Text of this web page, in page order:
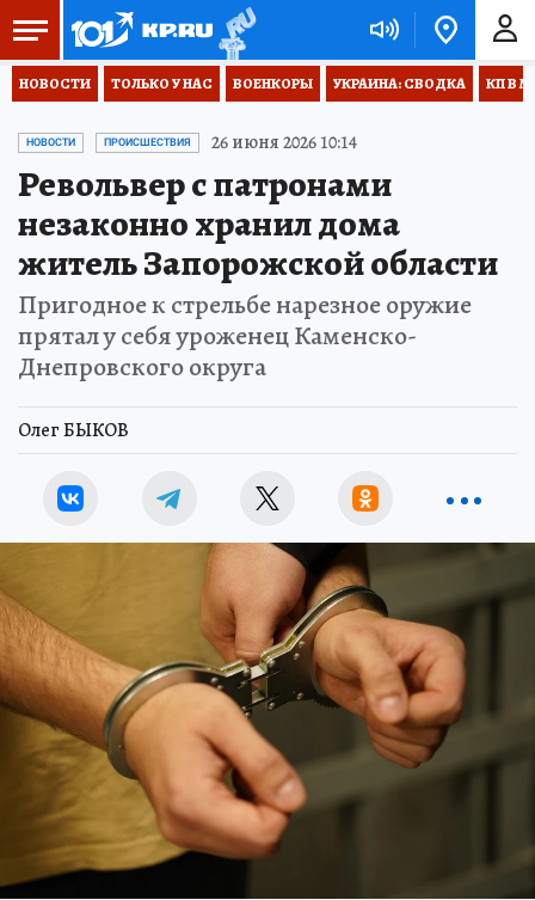
НОВОСТИ ТОЛЬКО У НАС ВОЕНКОРЫ УКРАИНА: СВОДКА КП В
НОВОСТИ ПРОИСШЕСТВИЯ 26 июня 2026 10:14
Револьвер с патронами
незаконно хранил дома
житель Запорожской области
Пригодное к стрельбе нарезное оружие
прятал у себя уроженец Каменско-
Днепровского округа
Олег БЫКОВ